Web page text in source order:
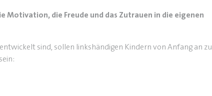
die Freude und das Zutrauen in die eigenen
sind, sollen linkshändigen Kindern von Anfang an